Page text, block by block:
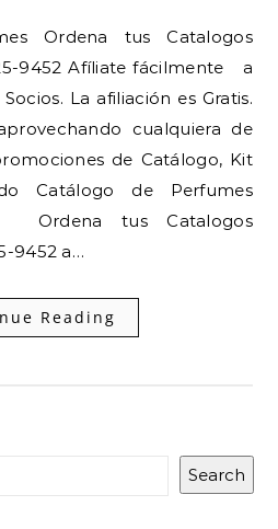
9452 Afíliate fácilmente a
La afiliación es Gratis.
cualquiera de
de Catálogo, Kit
Catálogo de Perfumes
Ordena tus Catalogos
9452 a…
Reading
Search